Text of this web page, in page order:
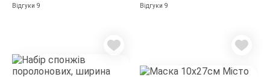
Відгуки 9 Відгуки 9